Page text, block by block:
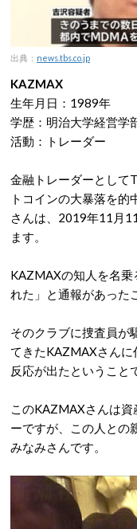
出典： news.tbs.co.jp
KAZMAX
生年月日：1989年
学歴：明治大学経営学
活動：トレーダー
金融トレーダーとして
トコインの大暴落を
さんは、2019年11月
ます。
KAZMAXの知人を名乗
れた」と通報があった
そのクラブに捜査員が
てきたKAZMAXさんに
反応が出たということ
このKAZMAXさんは
ーですが、この人との
みなみさんです。